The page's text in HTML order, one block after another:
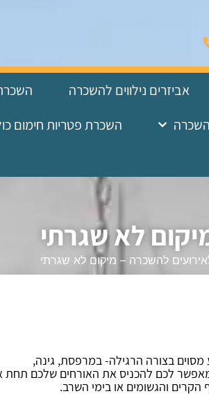
אביזרים נילווים להשכרה
השכרת פטריות חימום
לא שגרתי
להשכרה – מיקום לא שגרתי
מסוים בצורה הרגילה- במרפסת, גינה,
לכם להכניס את האורחים שלכם תחת
והגשומים או בימי השרב.